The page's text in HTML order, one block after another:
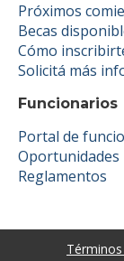
Próximos
Becas
Cómo
Solicitá más
Funcionarios
Portal de
Oportunidades
Reglamentos